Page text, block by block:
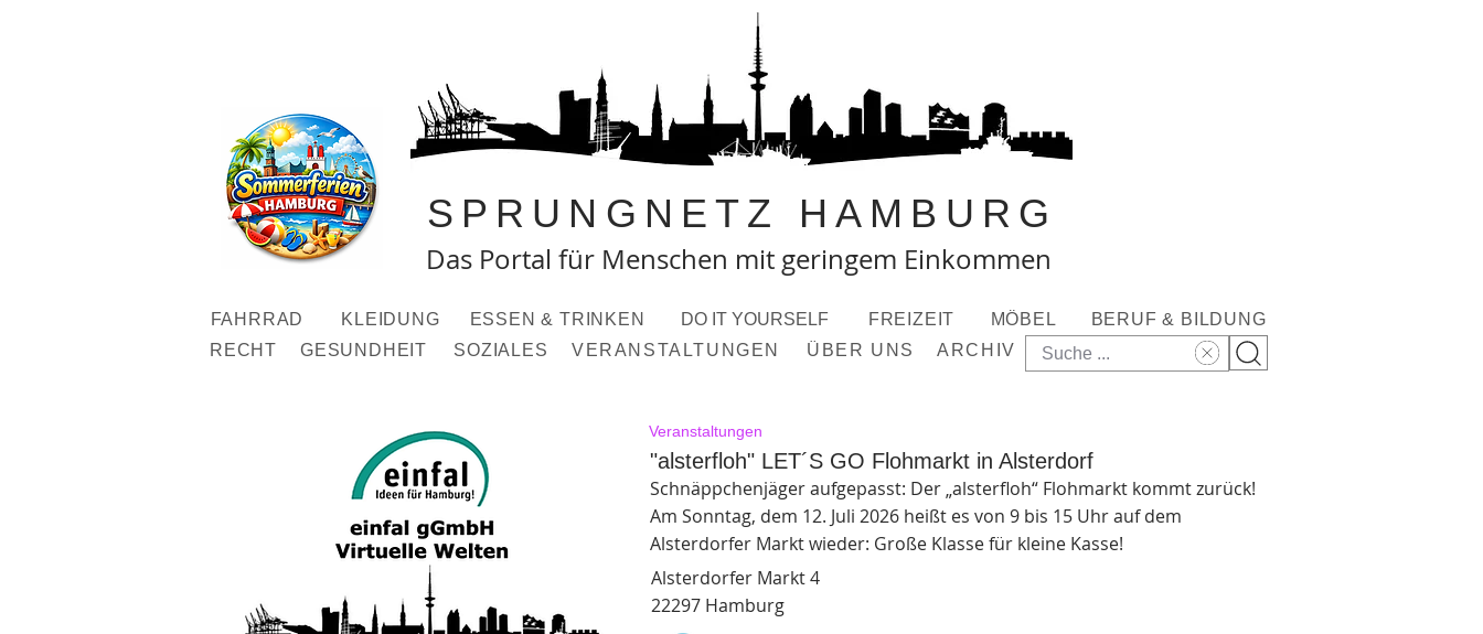
SPRUNGNETZ HAMBURG
Das Portal für Menschen mit geringem Einkommen
FAHRRAD
KLEIDUNG
RECHT
GESUNDHEIT
DO IT YOURSELF FREIZEIT
ESSEN & TRINKEN
SOZIALES
VERANSTALTUNGEN ÜBER UNS
MÖBEL
ARCHIV
BERUF & BILDUNG
Veranstaltungen
"alsterfloh" LET´S GO Flohmarkt in Alsterdorf
Schnäppchenjäger aufgepasst: Der „alsterfloh“ Flohmarkt kommt zurück!
Am Sonntag, dem 12. Juli 2026 heißt es von 9 bis 15 Uhr auf dem
Alsterdorfer Markt wieder: Große Klasse für kleine Kasse!
Alsterdorfer Markt 4
22297 Hamburg